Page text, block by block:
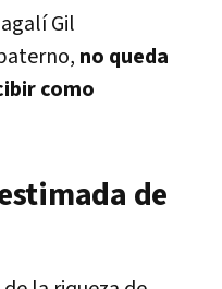
Gil
no queda
como
de